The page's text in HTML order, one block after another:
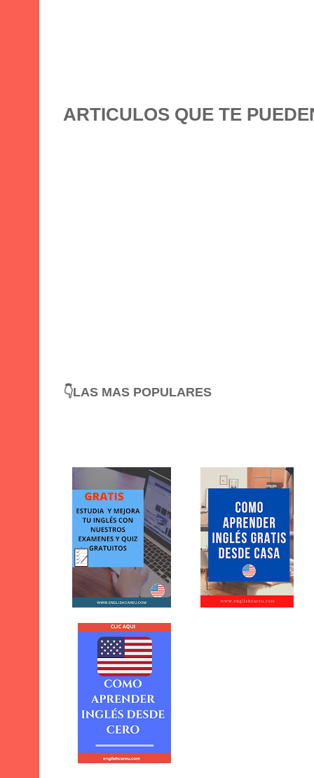
ARTICULOS QUE TE
👇LAS MAS POPULARES